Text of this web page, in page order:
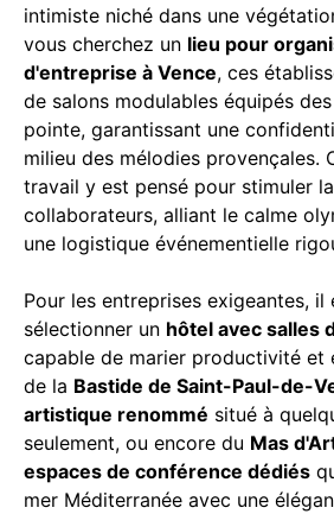
intimiste niché dans une
vous cherchez un lieu pour
d'entreprise à Vence, ces
de salons modulables équipés
pointe, garantissant une
milieu des mélodies provençales.
travail y est pensé pour stimuler
collaborateurs, alliant le calme
une logistique événementielle
Pour les entreprises exigeantes,
sélectionner un hôtel avec salles
capable de marier productivité et
de la Bastide de Saint-Paul-de-
artistique renommé situé à
seulement, ou encore du Mas
espaces de conférence dédiés
mer Méditerranée avec une